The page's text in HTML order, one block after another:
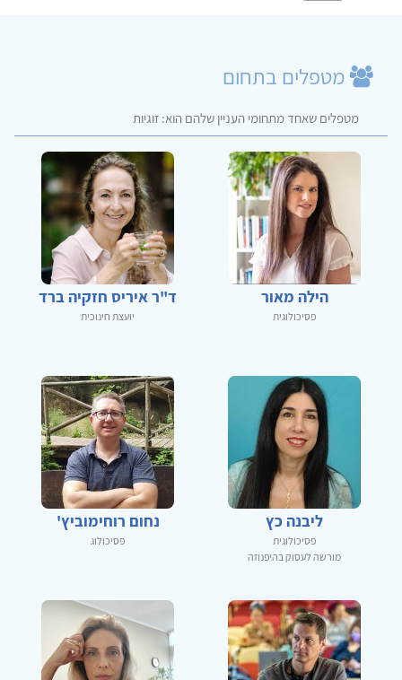
מטפלים בתחום
מטפלים שאחד מתחומי העניין שלהם הוא: זוגיות
הילה מאור
פסיכולוגית
ד"ר איריס חזקיה ברד
יועצת חינוכית
ליבנה כץ
פסיכולוגית
מורשה לעסוק בהיפנוזה
נחום רוחימוביץ'
פסיכולוג